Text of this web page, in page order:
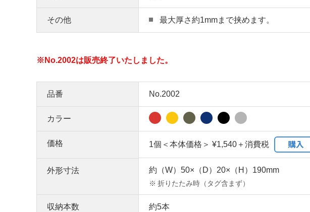
その他 最大厚さ約1mmまで挟めます。
※No.2002は販売終了いたしました。
品番 No.2002
カラー
価格 1個＜本体価格＞ ¥1,540＋消費税 購入
外形寸法 約（W）50×（D）20×（H）190mm
※ 折りたたみ時（タグ含まず）
収納本数 約5本